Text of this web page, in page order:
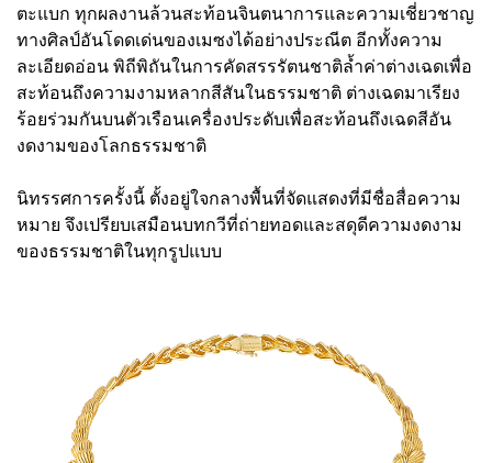
ตะแบก ทุกผลงานล้วนสะท้อนจินตนาการและความเชี่ยวชาญ
ทางศิลป์อันโดดเด่นของเมซงได้อย่างประณีต อีกทั้งความ
ละเอียดอ่อน พิถีพิถันในการคัดสรรรัตนชาติล้ำค่าต่างเฉดเพื่อ
สะท้อนถึงความงามหลากสีสันในธรรมชาติ ต่างเฉดมาเรียง
ร้อยร่วมกันบนตัวเรือนเครื่องประดับเพื่อสะท้อนถึงเฉดสีอัน
งดงามของโลกธรรมชาติ
นิทรรศการครั้งนี้ ตั้งอยู่ใจกลางพื้นที่จัดแสดงที่มีชื่อสื่อความ
หมาย จึงเปรียบเสมือนบทกวีที่ถ่ายทอดและสดุดีความงดงาม
ของธรรมชาติในทุกรูปแบบ